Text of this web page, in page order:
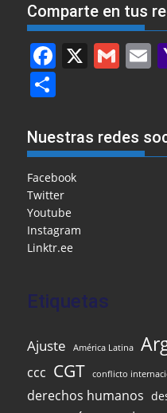
Comparte en tus
F
e
b
o
o
k
X G
l
E
l
ar
e
Nuestras redes
Facebook
Twitter
Youtube
Instagram
Linktr.ee
Etiquetas
Ajuste América Latina
ccc CGT conflicto
derechos humanos